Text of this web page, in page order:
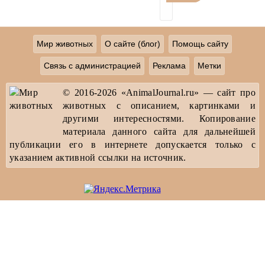
Мир животных О сайте (блог) Помощь сайту
Связь с администрацией Реклама Метки
© 2016-2026 «AnimalJournal.ru» — сайт про
животных с описанием, картинками и
другими интересностями. Копирование
материала данного сайта для дальнейшей
публикации его в интернете допускается только с
указанием активной ссылки на источник.